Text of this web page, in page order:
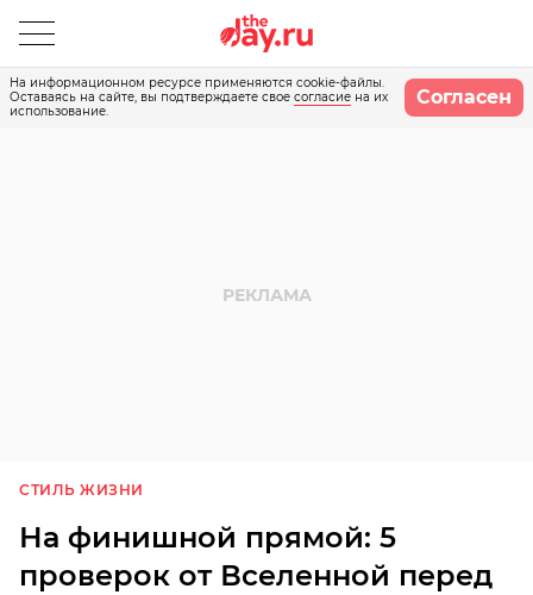
На информационном ресурсе применяются cookie-файлы.
Оставаясь на сайте, вы подтверждаете свое согласие на их
использование.
Согласен
СТИЛЬ ЖИЗНИ
На финишной прямой: 5
проверок от Вселенной перед